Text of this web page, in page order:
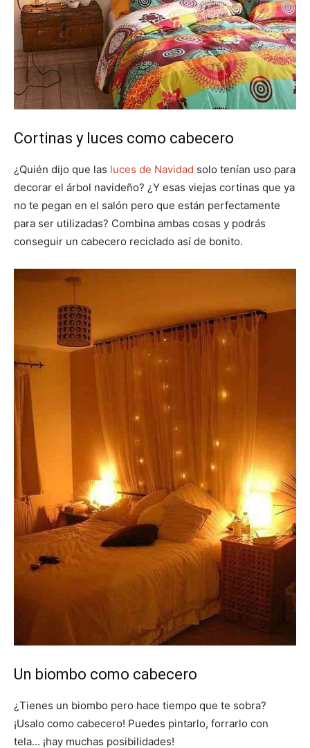
Cortinas y luces como cabecero
¿Quién dijo que las luces de Navidad solo tenían uso para
decorar el árbol navideño? ¿Y esas viejas cortinas que ya
no te pegan en el salón pero que están perfectamente
para ser utilizadas? Combina ambas cosas y podrás
conseguir un cabecero reciclado así de bonito.
Un biombo como cabecero
¿Tienes un biombo pero hace tiempo que te sobra?
¡Usalo como cabecero! Puedes pintarlo, forrarlo con
tela… ¡hay muchas posibilidades!